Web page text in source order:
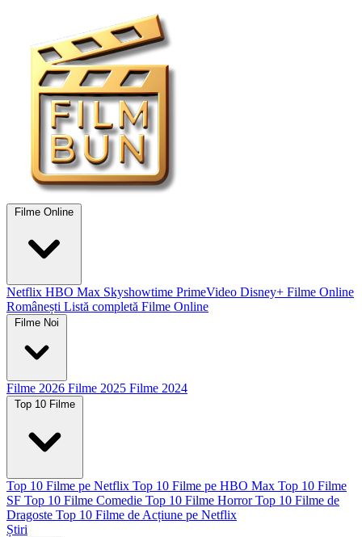
Filme Online
Netflix HBO Max Skyshowtime PrimeVideo Disney+ Filme Online
Românești Listă completă Filme Online
Filme Noi
Filme 2026 Filme 2025 Filme 2024
Top 10 Filme
Top 10 Filme pe Netflix Top 10 Filme pe HBO Max Top 10 Filme
SF Top 10 Filme Comedie Top 10 Filme Horror Top 10 Filme de
Dragoste Top 10 Filme de Acțiune pe Netflix
Știri